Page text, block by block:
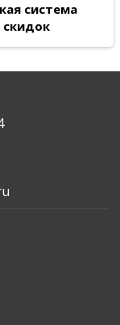
система
скидок